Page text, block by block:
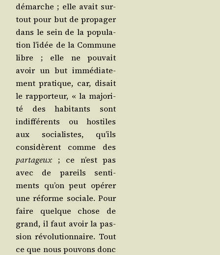
démarche ; elle avait sur­
tout pour but de pro­pa­ger
dans le sein de la popu­la­
tion l’i­dée de la Com­mune
libre ; elle ne pou­vait
avoir un but immé­dia­te­
ment pra­tique, car, disait
le rap­por­teur, « la majo­ri­
té des habi­tants sont
indif­fé­rents ou hos­tiles
aux socia­listes, qu’ils
consi­dèrent comme des
par­ta­geux ; ce n’est pas
avec de pareils sen­ti­
ments qu’on peut opé­rer
une réforme sociale. Pour
faire quelque chose de
grand, il faut avoir la pas­
sion révo­lu­tion­naire. Tout
ce que nous pou­vons donc